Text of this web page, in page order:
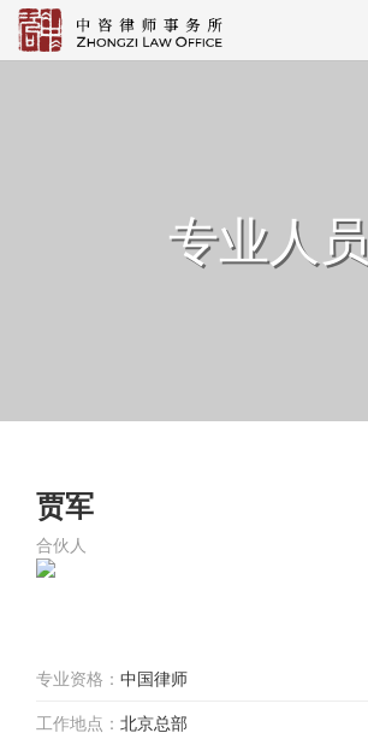
专业人员
贾军
合伙人
专业资格： 中国律师
工作地点： 北京总部